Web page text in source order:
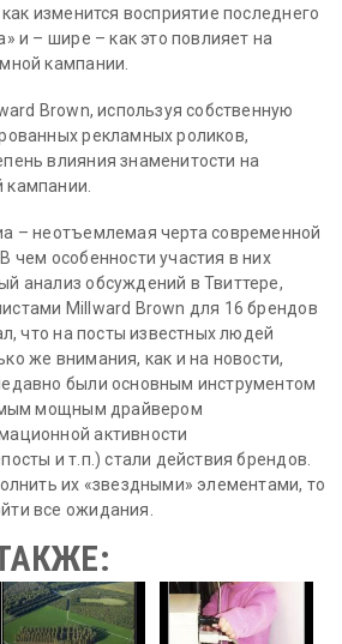
изменится восприятие последнего
и – шире – как это повлияет на
кампании.
Brown, используя собственную
рекламных роликов,
влияния знаменитости на
кампании.
– неотъемлемая черта современной
чем особенности участия в них
анализ обсуждений в Твиттере,
Millward Brown для 16 брендов
что на посты известных людей
же внимания, как и на новости,
были основным инструментом
мощным драйвером
активности
и т.п.) стали действия брендов.
их «звездными» элементами, то
все ожидания.